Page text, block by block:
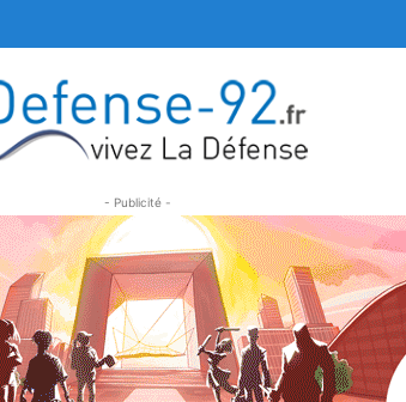
- Publicité -